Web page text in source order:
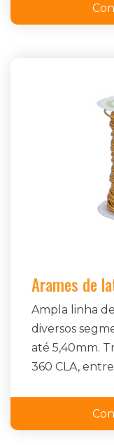
Arames de
Ampla linha
diversos
até 5,40mm.
360 CLA,